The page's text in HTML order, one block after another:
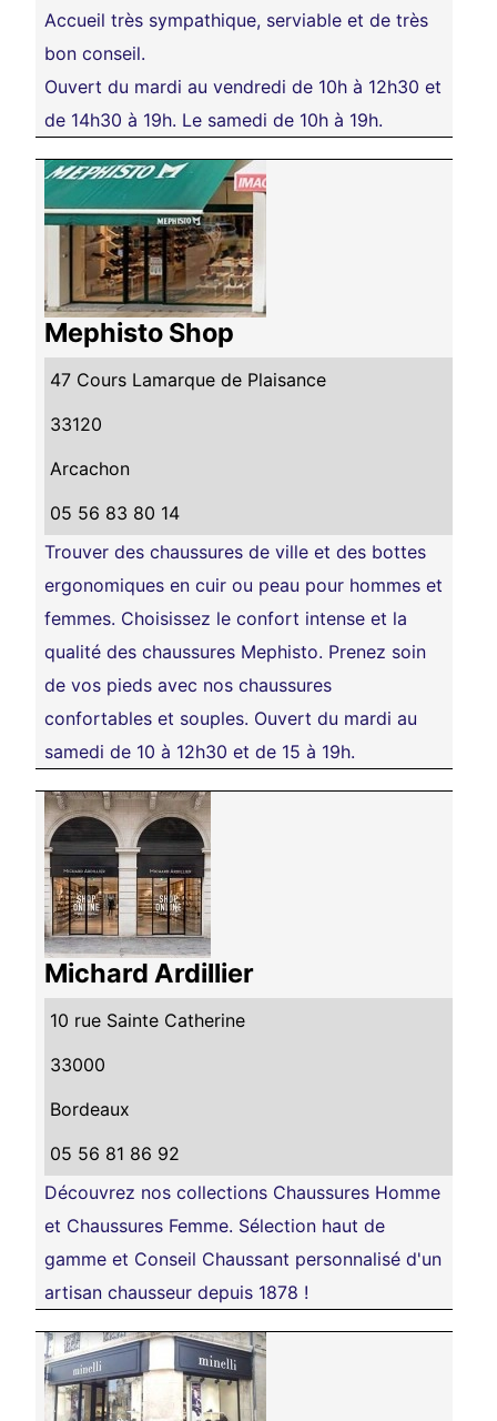
Accueil très sympathique, serviable et de très
bon conseil.
Ouvert du mardi au vendredi de 10h à 12h30 et
de 14h30 à 19h. Le samedi de 10h à 19h.
Mephisto Shop
47 Cours Lamarque de Plaisance
33120
Arcachon
05 56 83 80 14
Trouver des chaussures de ville et des bottes
ergonomiques en cuir ou peau pour hommes et
femmes. Choisissez le confort intense et la
qualité des chaussures Mephisto. Prenez soin
de vos pieds avec nos chaussures
confortables et souples. Ouvert du mardi au
samedi de 10 à 12h30 et de 15 à 19h.
Michard Ardillier
10 rue Sainte Catherine
33000
Bordeaux
05 56 81 86 92
Découvrez nos collections Chaussures Homme
et Chaussures Femme. Sélection haut de
gamme et Conseil Chaussant personnalisé d'un
artisan chausseur depuis 1878 !